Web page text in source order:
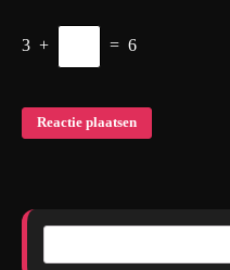
3 + = 6